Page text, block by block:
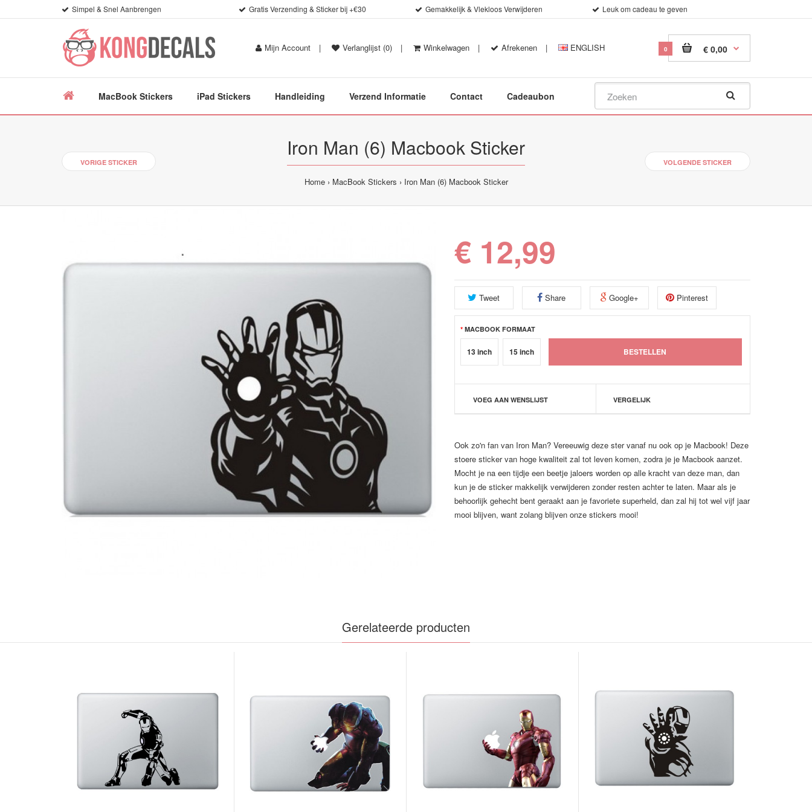
Simpel & Snel Aanbrengen Gratis Verzending & Sticker bij +€30 Gemakkelijk & Vlekloos Verwijderen Leuk om cadeau te geven
0 € 0,00
Mijn Account | Verlanglijst (0) | Winkelwagen | Afrekenen | ENGLISH
MacBook Stickers iPad Stickers Handleiding Verzend Informatie Contact Cadeaubon
VORIGE STICKER
Iron Man (6) Macbook Sticker
Home MacBook Stickers Iron Man (6) Macbook Sticker
VOLGENDE STICKER
€ 12,99
Tweet Share Google+ Pinterest
MACBOOK FORMAAT
13 inch 15 inch
VOEG AAN WENSLIJST VERGELIJK
Ook zo'n fan van Iron Man? Vereeuwig deze ster vanaf nu ook op je Macbook! Deze
stoere sticker van hoge kwaliteit zal tot leven komen, zodra je je Macbook aanzet.
Mocht je na een tijdje een beetje jaloers worden op alle kracht van deze man, dan
kun je de sticker makkelijk verwijderen zonder resten achter te laten. Maar als je
behoorlijk gehecht bent geraakt aan je favoriete superheld, dan zal hij tot wel vijf jaar
mooi blijven, want zolang blijven onze stickers mooi!
Gerelateerde producten